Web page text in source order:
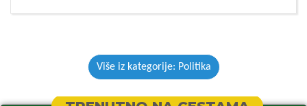
Više iz kategorije: Politika